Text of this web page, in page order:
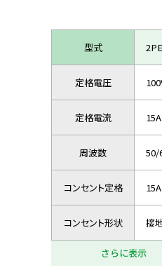
型式
定格電圧
定格電流 15A
周波数 50/
コンセント定格
コンセント形状 接
さらに表示